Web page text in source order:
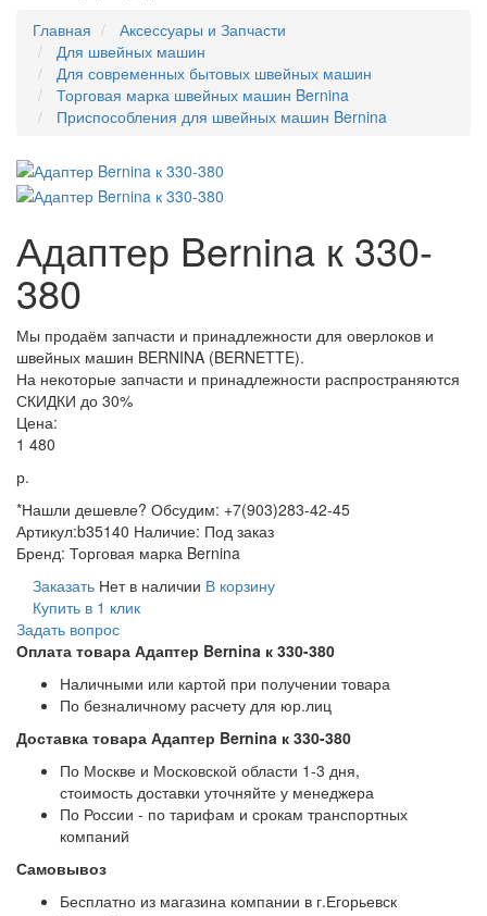
Главная
Аксессуары и Запчасти
Для швейных машин
Для современных бытовых швейных машин
Торговая марка швейных машин Bernina
Приспособления для швейных машин Bernina
Адаптер Bernina к 330-
380
Мы продаём запчасти и принадлежности для оверлоков и
швейных машин BERNINA (BERNETTE).
На некоторые запчасти и принадлежности распространяются
СКИДКИ до 30%
Цена:
1 480
р.
*Нашли дешевле? Обсудим: +7(903)283-42-45
Артикул:b35140 Наличие: Под заказ
Бренд: Торговая марка Bernina
Заказать Нет в наличии В корзину
Купить в 1 клик
Задать вопрос
Оплата товара Адаптер Bernina к 330-380
Наличными или картой при получении товара
По безналичному расчету для юр.лиц
Доставка товара Адаптер Bernina к 330-380
По Москве и Московской области 1-3 дня,
стоимость доставки уточняйте у менеджера
По России - по тарифам и срокам транспортных
компаний
Самовывоз
Бесплатно из магазина компании в г.Егорьевск